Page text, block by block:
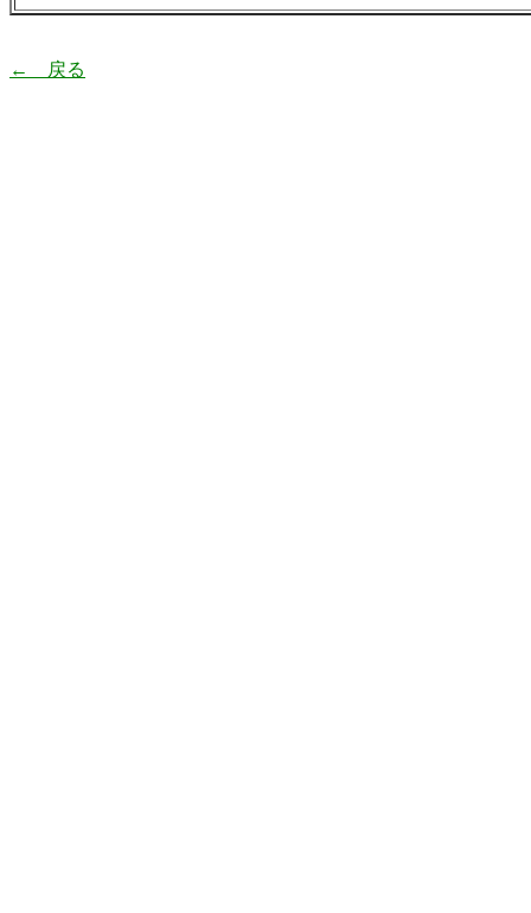
← 戻る